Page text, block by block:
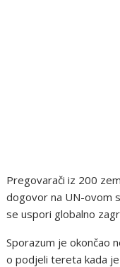
Pregovarači iz 200
dogovor na UN-ovom
se uspori globalno
Sporazum je okončao
o podjeli tereta kada